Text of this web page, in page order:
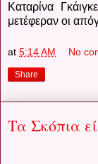
Καταρίνα
μετέφεραν οι
at 5:14 AM No
Share
Τα Σκόπια